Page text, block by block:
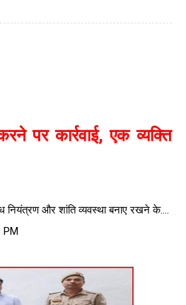
पर कार्रवाई, एक व्यक्ति
नियंत्रण और शांति व्यवस्था बनाए रखने के....
PM